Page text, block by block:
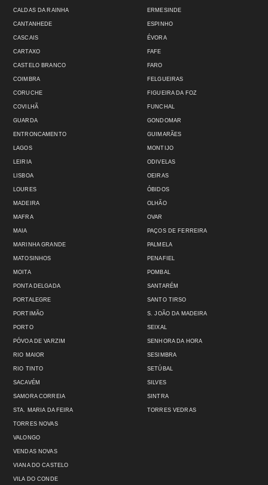
CALDAS DA RAINHA
CANTANHEDE
CASCAIS
CARTAXO
CASTELO BRANCO
COIMBRA
CORUCHE
COVILHÃ
GUARDA
ENTRONCAMENTO
ERMESINDE
ESPINHO
ÉVORA
FAFE
FARO
FELGUEIRAS
FIGUEIRA DA FOZ
FUNCHAL
GONDOMAR
GUIMARÃES
LAGOS
LEIRIA
LISBOA
LOURES
MADEIRA
MAFRA
MAIA
MARINHA GRANDE
MATOSINHOS
MOITA
MONTIJO
ODIVELAS
OEIRAS
ÓBIDOS
OLHÃO
OVAR
PAÇOS DE FERREIRA
PALMELA
PENAFIEL
POMBAL
PONTA DELGADA
PORTALEGRE
PORTIMÃO
PORTO
PÓVOA DE VARZIM
RIO MAIOR
RIO TINTO
SACAVÉM
SAMORA CORREIA
STA. MARIA DA FEIRA
SANTARÉM
SANTO TIRSO
S. JOÃO DA MADEIRA
SEIXAL
SENHORA DA HORA
SESIMBRA
SETÚBAL
SILVES
SINTRA
TORRES VEDRAS
TORRES NOVAS
VALONGO
VENDAS NOVAS
VIANA DO CASTELO
VILA DO CONDE